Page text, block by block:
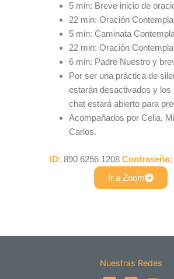
5 min: Breve inicio de
22 min: Oración
5 min: Caminata
22 min: Oración
6 min: Padre Nuestro y
Por ser una práctica de
estarán desactivados y los
chat estará abierto para
Acompañados por Celia,
Carlos.
ID: 890 6256 1208 Contraseña:
Ir a Zoom
Nuestras Redes